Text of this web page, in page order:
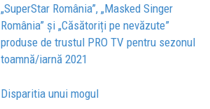
„SuperStar România”, „Masked Singer
România” și „Căsătoriți pe nevăzute”
produse de trustul PRO TV pentru sezonul
toamnă/iarnă 2021
Disparitia unui mogul